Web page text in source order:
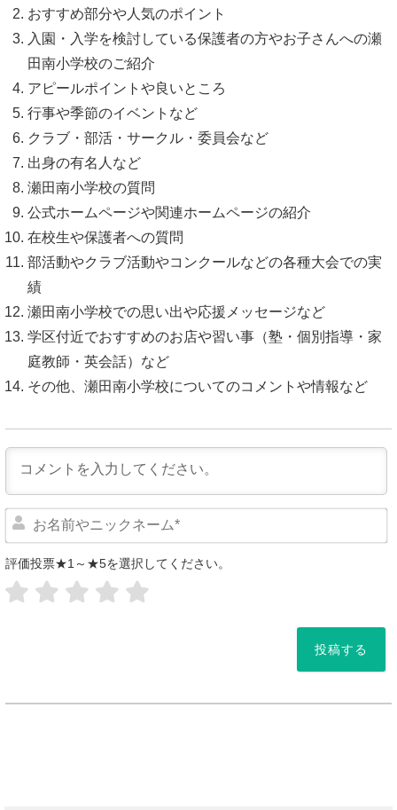
おすすめ部分や人気のポイント
入園・入学を検討している保護者の方やお子さんへの瀬
田南小学校のご紹介
アピールポイントや良いところ
行事や季節のイベントなど
クラブ・部活・サークル・委員会など
出身の有名人など
瀬田南小学校の質問
公式ホームページや関連ホームページの紹介
在校生や保護者への質問
部活動やクラブ活動やコンクールなどの各種大会での実
績
瀬田南小学校での思い出や応援メッセージなど
学区付近でおすすめのお店や習い事（塾・個別指導・家
庭教師・英会話）など
その他、瀬田南小学校についてのコメントや情報など
評価投票★1～★5を選択してください。